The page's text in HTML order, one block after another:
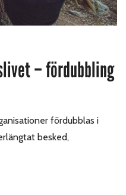
– fördubbling
fördubblas i
besked,